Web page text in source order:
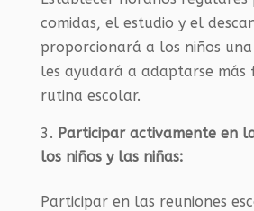
comidas, el estudio y el
proporcionará a los niños
les ayudará a adaptarse más
rutina escolar.
Participar activamente en
los niños y las niñas:
Participar en las reuniones